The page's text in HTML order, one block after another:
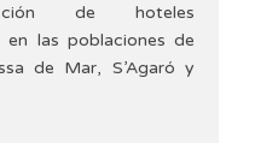
de hoteles
en las poblaciones de
de Mar, S’Agaró y